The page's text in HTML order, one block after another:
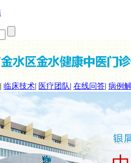
| 临床技术| 医疗团队| 在线问答| 病例